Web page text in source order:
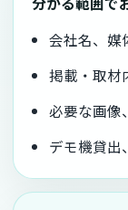
会社名、媒
掲載・取材
必要な画像
デモ機貸出